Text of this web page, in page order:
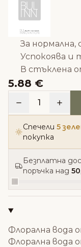
За нормална,
Успокоява и
В стъклена
5.88 €
1
Спечели 5
покупка
Безплатна
поръчка над
Флорална вода
Флорална вода